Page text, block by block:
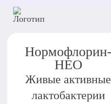
Нормофлорин-
НЕО
Живые активные
лактобактерии